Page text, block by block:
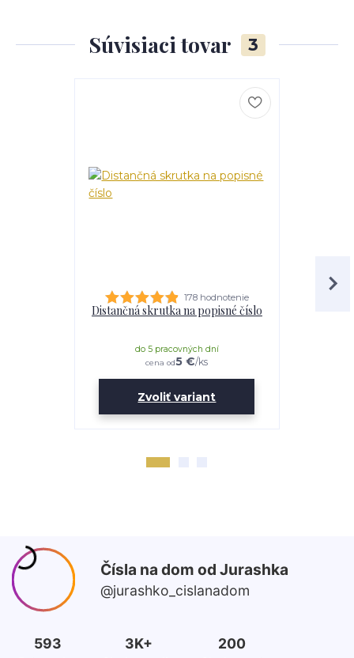
Súvisiaci tovar 3
178 hodnotenie
Distančná skrutka na popisné číslo
cena od5 €/ks
do 5 pracovných dní
Zvoliť variant